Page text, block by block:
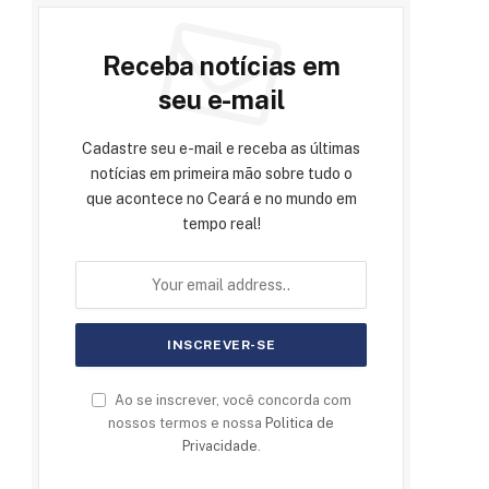
Receba notícias em
seu e-mail
Cadastre seu e-mail e receba as últimas
notícias em primeira mão sobre tudo o
que acontece no Ceará e no mundo em
tempo real!
Ao se inscrever, você concorda com
nossos termos e nossa Politica de
Privacidade.